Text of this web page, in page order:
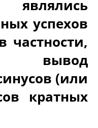
успехов
частности,
вывод
(или
кратных